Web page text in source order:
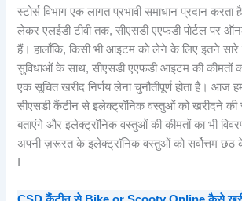
स्टोर्स विभाग एक लागत प्रभावी समाधान प्रदान
लेकर एलईडी टीवी तक, सीएसडी एएफडी पोर्टल पर
हैं। हालाँकि, किसी भी आइटम को लेने के लिए इतने
सुविधाओं के साथ, सीएसडी एएफडी आइटम की कीमतों
एक सूचित खरीद निर्णय लेना चुनौतीपूर्ण होता है। आज
सीएसडी कैंटीन से इलेक्ट्रॉनिक वस्तुओं को खरीदने की
बताएंगे और इलेक्ट्रॉनिक वस्तुओं की कीमतों का भी
अपनी ज़रूरत के इलेक्ट्रॉनिक वस्तुओं को सर्वोत्तम छठ